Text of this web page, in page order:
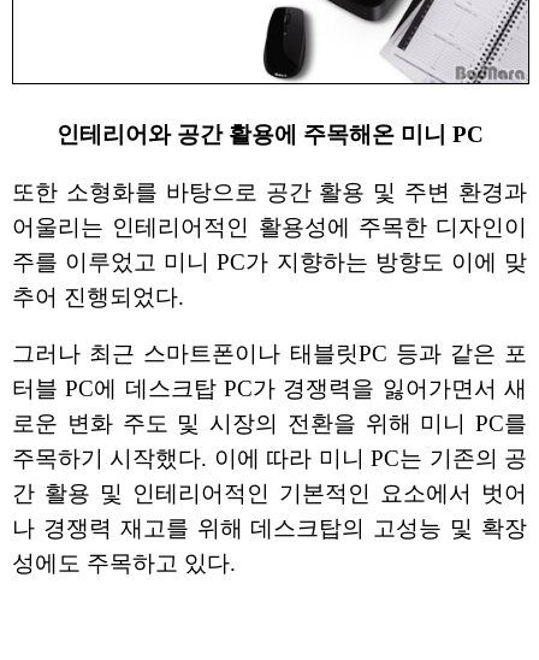
인테리어와 공간 활용에 주목해온 미니 PC
또한 소형화를 바탕으로 공간 활용 및 주변 환경과
어울리는 인테리어적인 활용성에 주목한 디자인이
주를 이루었고 미니 PC가 지향하는 방향도 이에 맞
추어 진행되었다.
그러나 최근 스마트폰이나 태블릿PC 등과 같은 포
터블 PC에 데스크탑 PC가 경쟁력을 잃어가면서 새
로운 변화 주도 및 시장의 전환을 위해 미니 PC를
주목하기 시작했다. 이에 따라 미니 PC는 기존의 공
간 활용 및 인테리어적인 기본적인 요소에서 벗어
나 경쟁력 재고를 위해 데스크탑의 고성능 및 확장
성에도 주목하고 있다.